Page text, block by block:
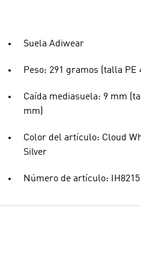
Suela Adiwear
Peso: 291 gramos (talla PE
Caída mediasuela: 9 mm
mm)
Color del artículo: Cloud
Silver
Número de artículo: IH8215